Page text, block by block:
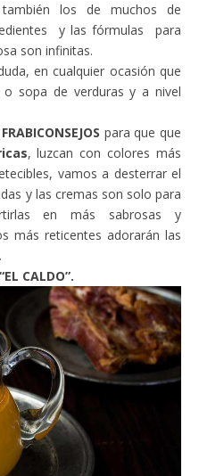
los de muchos de
y las fórmulas para
son infinitas.
en cualquier ocasión que
sopa de verduras y a nivel
para que que
, luzcan con colores más
vamos a desterrar el
y las cremas son solo para
en más sabrosas y
más reticentes adorarán las
CALDO”.